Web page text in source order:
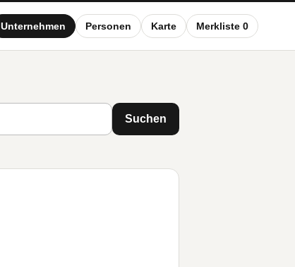
Unternehmen Personen Karte Merkliste 0
Suchen